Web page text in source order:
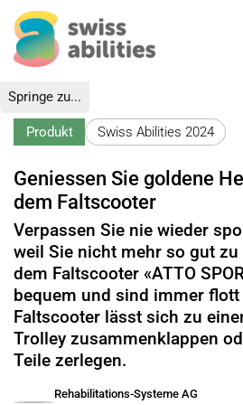
Springe zu...
Produkt Swiss Abilities 2024
Geniessen Sie goldene
dem Faltscooter
Verpassen Sie nie wieder
weil Sie nicht mehr so gut
dem Faltscooter «ATTO
bequem und sind immer
Faltscooter lässt sich zu
Trolley zusammenklappen
Teile zerlegen.
Rehabilitations-Systeme AG